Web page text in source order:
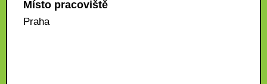
Místo pracoviště
Praha